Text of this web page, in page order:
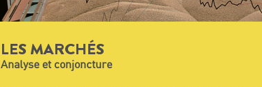
LES MARCHÉS
Analyse et conjoncture